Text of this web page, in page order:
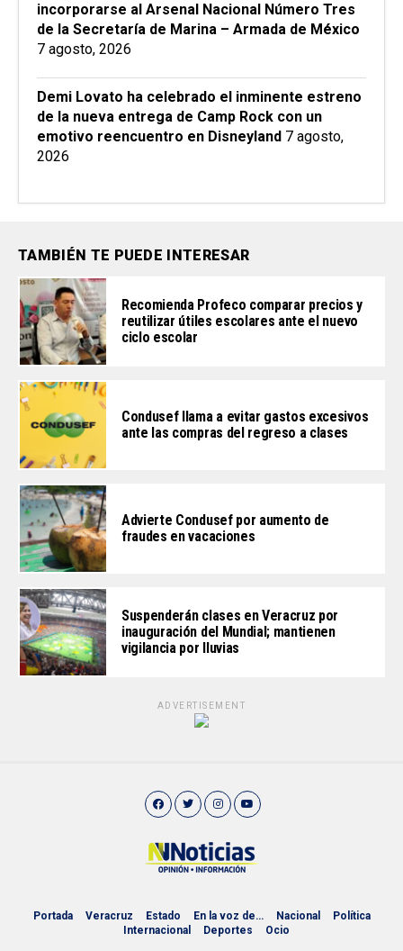
incorporarse al Arsenal Nacional Número Tres
de la Secretaría de Marina – Armada de México
7 agosto, 2026
Demi Lovato ha celebrado el inminente estreno
de la nueva entrega de Camp Rock con un
emotivo reencuentro en Disneyland 7 agosto,
2026
TAMBIÉN TE PUEDE INTERESAR
Recomienda Profeco comparar precios y
reutilizar útiles escolares ante el nuevo
ciclo escolar
Condusef llama a evitar gastos excesivos
ante las compras del regreso a clases
Advierte Condusef por aumento de
fraudes en vacaciones
Suspenderán clases en Veracruz por
inauguración del Mundial; mantienen
vigilancia por lluvias
ADVERTISEMENT
Portada Veracruz Estado En la voz de… Nacional
Política
Internacional
Deportes Ocio